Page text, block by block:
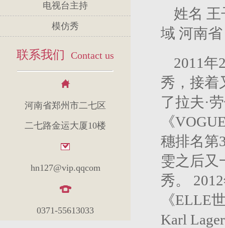
电视台主持
模仿秀
联系我们 Contact us
河南省郑州市二七区
二七路金运大厦10楼
hn127@vip.qqcom
0371-55613033
姓名
域 河南省
2011年
秀，接着
了拉夫·
《
穗排名第
雯之后又
秀。
《ELLE
Karl